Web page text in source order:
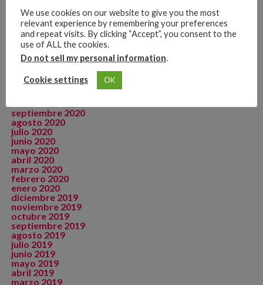
agosto 2021
julio 2021
junio 2021
mayo 2021
abril 2021
marzo 2021
febrero 2021
enero 2021
diciembre 2020
septiembre 2020
agosto 2020
julio 2020
junio 2020
mayo 2020
abril 2020
marzo 2020
febrero 2020
enero 2020
diciembre 2019
noviembre 2019
octubre 2019
septiembre 2019
agosto 2019
julio 2019
junio 2019
mayo 2019
abril 2019
marzo 2019
We use cookies on our website to give you the most
relevant experience by remembering your preferences
and repeat visits. By clicking “Accept”, you consent to the
use of ALL the cookies.
Do not sell my personal information.
Cookie settings OK